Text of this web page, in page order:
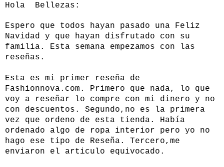
Hola Bellezas:
Espero que todos hayan pasado una Feliz
Navidad y que hayan disfrutado con su
familia. Esta semana empezamos con las
reseñas.
Esta es mi primer reseña de
Fashionnova.com . Primero que nada, lo que
voy a reseñar lo compre con mi dinero y no
con descuentos. Segundo,no es la primera
vez que ordeno de esta tienda. Había
ordenado algo de ropa interior pero yo no
hago ese tipo de Reseña. Tercero,me
enviaron el articulo equivocado.